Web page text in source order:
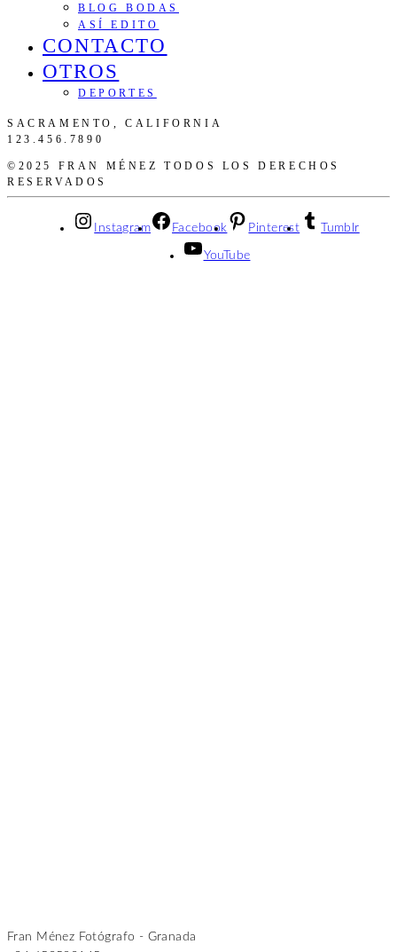
BLOG BODAS
ASÍ EDITO
CONTACTO
OTROS
DEPORTES
SACRAMENTO, CALIFORNIA
123.456.7890
©2025 FRAN MÉNEZ TODOS LOS DERECHOS
RESERVADOS
Instagram Facebook Pinterest Tumblr
YouTube
Fran Ménez Fotógrafo - Granada